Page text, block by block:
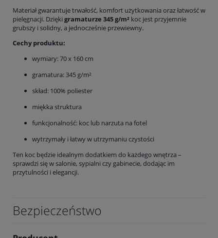
Materiał gwarantuje trwałość, komfort użytkowania oraz łatwość w
pielęgnacji. Dzięki gramaturze 345 g/m² koc jest przyjemnie
grubszy i solidny, a jednocześnie przewiewny.
Cechy produktu:
wymiary: 70 x 160 cm
gramatura: 345 g/m²
skład: 100% poliester
miękka struktura
funkcjonalność: koc lub narzuta na fotel
wytrzymały i łatwy w utrzymaniu czystości
Ten koc będzie idealnym dodatkiem do każdego wnętrza –
sprawdzi się w salonie, sypialni czy gabinecie, dodając im
przytulności i elegancji.
Bezpieczeństwo